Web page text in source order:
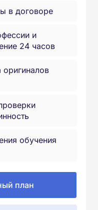
в договоре
и
24 часов
оригиналов
обучения
план